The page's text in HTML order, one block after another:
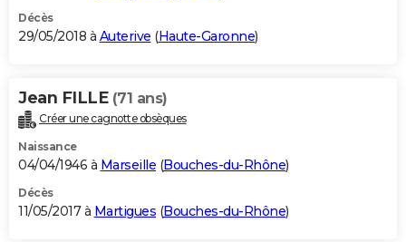
Décès
29/05/2018 à Auterive (Haute-Garonne)
Jean FILLE (71 ans)
Créer une cagnotte obsèques
Naissance
04/04/1946 à Marseille (Bouches-du-Rhône)
Décès
11/05/2017 à Martigues (Bouches-du-Rhône)